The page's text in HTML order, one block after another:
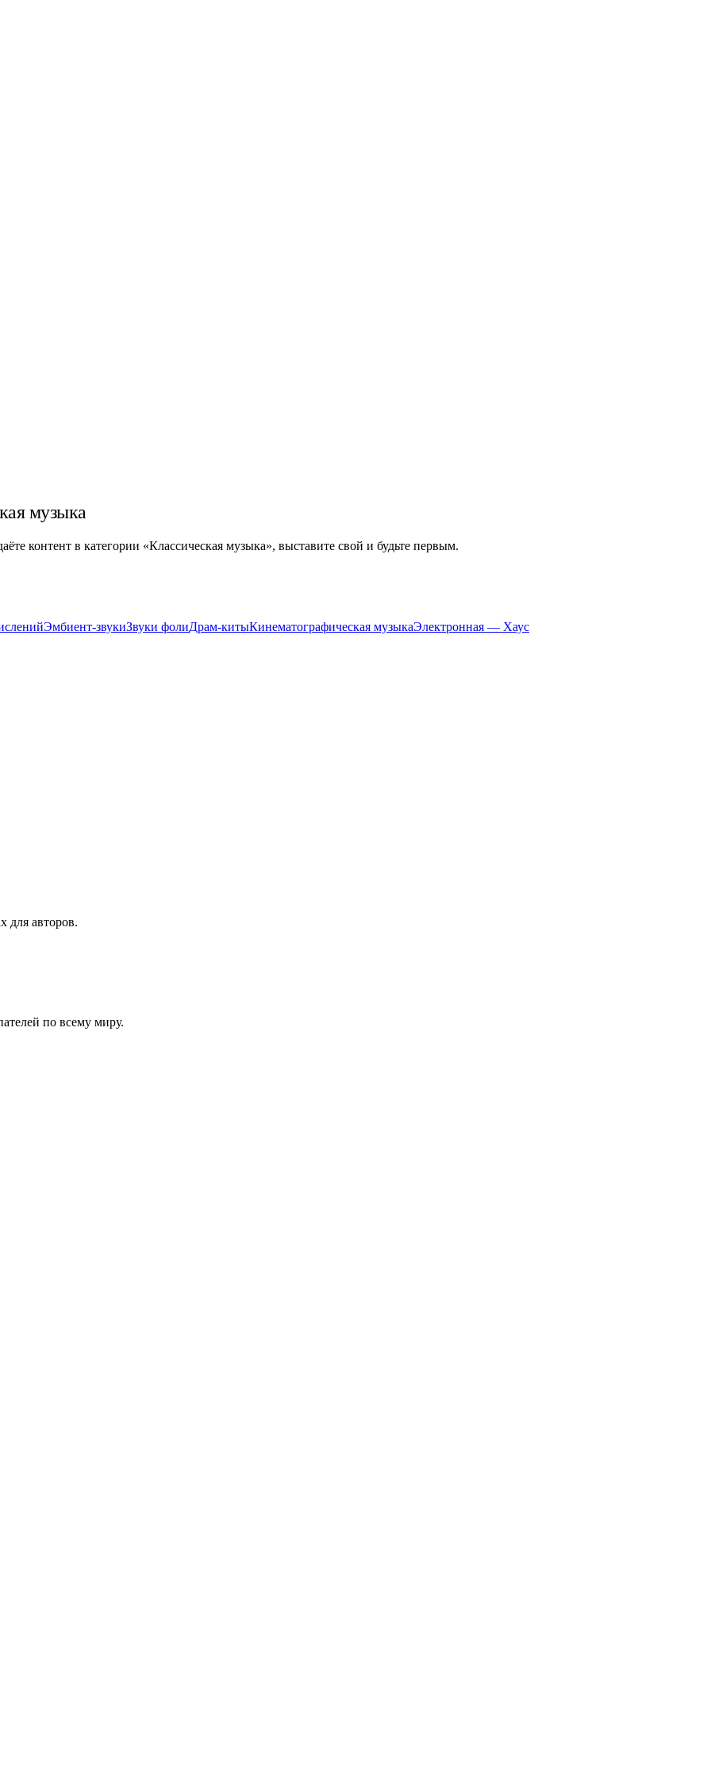
музыка
контент в категории «Классическая музыка», выставите свой и будьте первым.
Эмбиент-звукиЗвуки фолиДрам-китыКинематографическая музыкаЭлектронная — Хаус
для авторов.
по всему миру.